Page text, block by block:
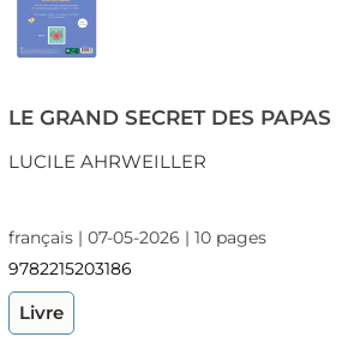
LE GRAND SECRET DES PAPAS
LUCILE AHRWEILLER
français | 07-05-2026 | 10 pages
9782215203186
Livre